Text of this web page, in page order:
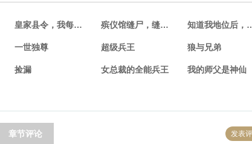
皇家县令，我每日躺着收税 殡仪馆缝尸，缝到相亲对象 知道我地位
一世独尊 超级兵王 狼与兄弟
捡漏 女总裁的全能兵王 我的师父是神仙
发表
章节评论